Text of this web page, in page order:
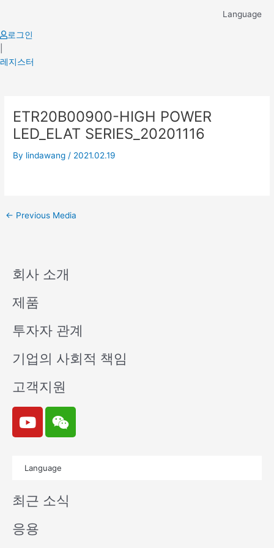
content
Language
로그인
레지스터
ETR20B00900-HIGH POWER
LED_ELAT SERIES_20201116
By lindawang / 2021.02.19
navigation
← Previous Media
회사 소개
제품
투자자 관계
기업의 사회적 책임
고객지원
Y
o
u
e
W
e
i
n
Language
최근 소식
응용